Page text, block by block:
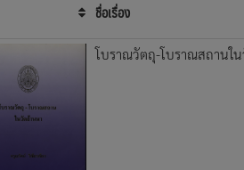
ชื่อเรื่อง
โบราณวัตถุ-โบราณสถานใ